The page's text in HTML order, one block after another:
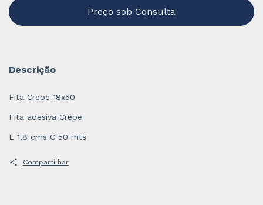
Descrição
Fita Crepe 18x50
Fita adesiva Crepe
L 1,8 cms C 50 mts
Compartilhar